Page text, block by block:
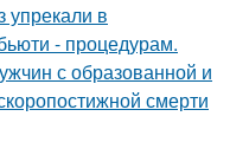
упрекали в
- процедурам.
с образованной и
смерти